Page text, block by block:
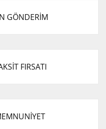
daha pahalı.
GÖNDERİM
FIRSATI